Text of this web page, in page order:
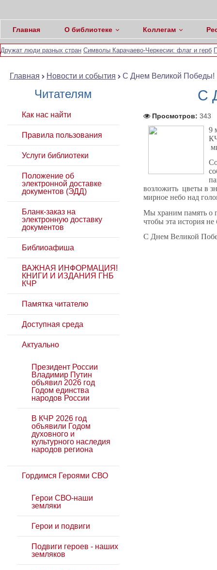
Главная О библиотеке Коллегам
Дружат люди разных стран Символы Карачаево-Черкесии: флаг и герб
Главная Новости и события С Днем Великой Победы!
Читателям
Как нас найти
Правила пользования
Услуги библиотеки
Положение об
электронной доставке
документов (ЭДД)
Бланк-заказ на
электронную доставку
документов
Библиоафиша
ВАЖНАЯ ИНФОРМАЦИЯ!
КНИГИ И ИЗДАНИЯ ГНБ
КЧР
Памятка читателю
Доступная среда
Актуально
Президент России
Владимир Путин
объявил 2026 год
Годом единства
народов России
В КЧР 2026 год
объявили Годом
духовного и
культурного наследия
народов региона
Гордимся Героями СВО
Герои СВО-наши
земляки
Герои и подвиги
Подвиги героев - наших
земляков
С
Просмотров: 343
9
возложить цветы в
мирное небо над
Мы храним память о
чтобы эта история
С Днем Великой